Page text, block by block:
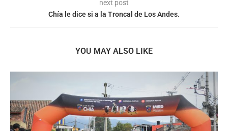
next post
Chía le dice si a la Troncal de Los Andes.
YOU MAY ALSO LIKE